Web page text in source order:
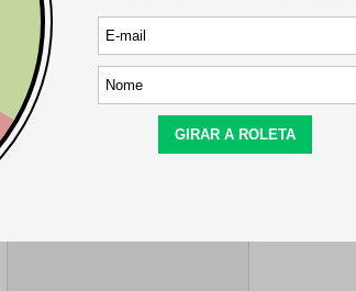
R$ 00 R$55,00
4
cores